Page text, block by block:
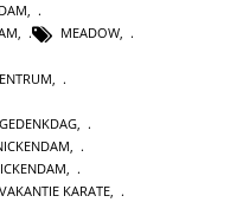
,
, MEADOW,
GEDENKDAG
KARATE